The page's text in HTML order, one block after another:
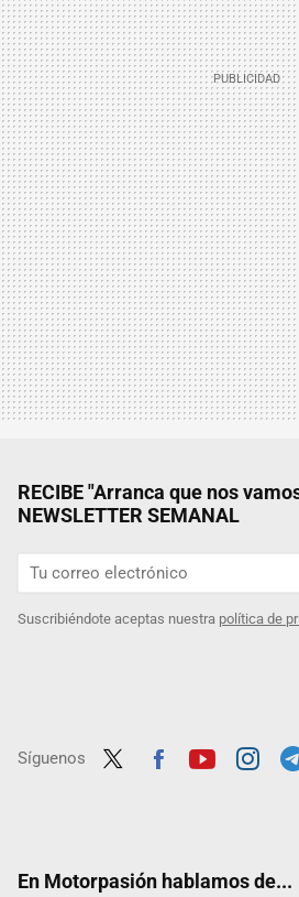
RECIBE "Arranca que nos
NEWSLETTER SEMANAL
Suscribiéndote aceptas nuestra política de
Síguenos
En Motorpasión hablamos de...